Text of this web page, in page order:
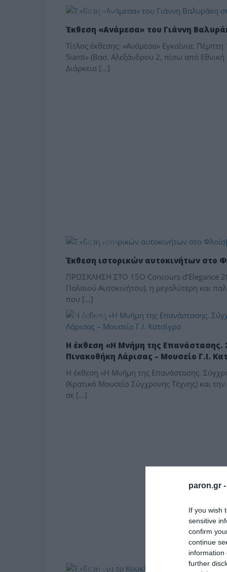
paron.gr -
If you wish
sensitive
confirm
continue
information
further
ΠΟΛΙΤΙΣΜΟΣ
Έκθεση «Ανάμεσα» του Γιάννη
Τίτλος έκθεσης: «Ανάμεσα» Εγκαίνια:
Sianti» (Βασ. Αλεξάνδρου 2, πίσω από Εθνική
Διάρκεια […]
ΠΟΛΙΤΙΣΜΟΣ
Έκθεση ιστορικών αυτοκινήτων στο
ΠΡΟΣΚΛΗΣΗ ΣΤΟ 15Ο Concours d’Elegance
Παλαιού Αυτοκινήτου), η μεγαλύτερη και
που […]
ΠΟΛΙΤΙΣΜΟΣ
Η έκθεση «Η Μνήμη της Επανάστασης.
Πινακοθήκη Λάρισας – Μουσείο Γ.Ι.
Η έκθεση «Η Μνήμη της Επανάστασης.
(Κρατικό Μουσείο Σύγχρονης Τέχνης) και
σε […]
ΠΟΛΙΤΙΣΜΟΣ